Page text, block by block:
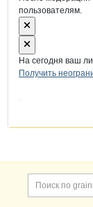
пользователям.
На сегодня ваш
Получить